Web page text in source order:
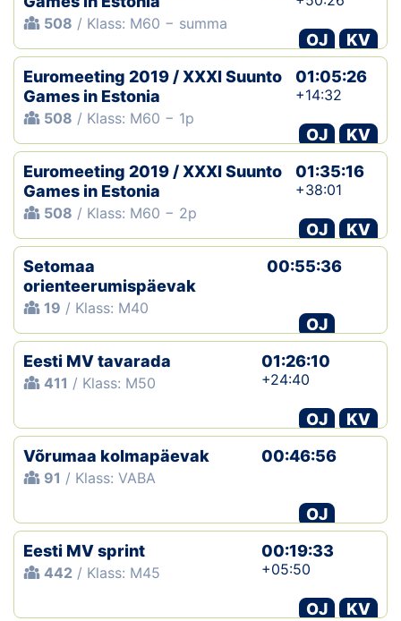
508 / Klass: M60 − summa
OJ
KV
Euromeeting 2019 / XXXI Suunto
Games in Estonia
508 / Klass: M60 − 1p
01:05:26
+14:32
OJ
KV
Euromeeting 2019 / XXXI Suunto
Games in Estonia
508 / Klass: M60 − 2p
01:35:16
+38:01
OJ
KV
Setomaa
orienteerumispäevak
19 / Klass: M40
00:55:36
OJ
Eesti MV tavarada
411 / Klass: M50
01:26:10
+24:40
OJ
KV
Võrumaa kolmapäevak
91 / Klass: VABA
00:46:56
OJ
Eesti MV sprint
442 / Klass: M45
00:19:33
+05:50
OJ
KV